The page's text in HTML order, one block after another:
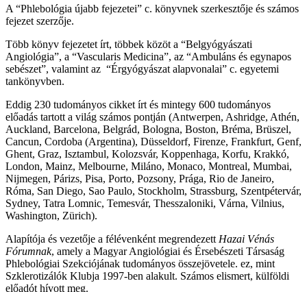
A “Phlebológia újabb fejezetei” c. könyvnek szerkesztője és számos
fejezet szerzője.
Több könyv fejezetet írt, többek közöt a “Belgyógyászati
Angiológia”, a “Vascularis Medicina”, az “Ambuláns és egynapos
sebészet”, valamint az “Érgyógyászat alapvonalai” c. egyetemi
tankönyvben.
Eddig 230 tudományos cikket írt és mintegy 600 tudományos
előadás tartott a világ számos pontján (Antwerpen, Ashridge, Athén,
Auckland, Barcelona, Belgrád, Bologna, Boston, Bréma, Brüszel,
Cancun, Cordoba (Argentina), Düsseldorf, Firenze, Frankfurt, Genf,
Ghent, Graz, Isztambul, Kolozsvár, Koppenhaga, Korfu, Krakkó,
London, Mainz, Melbourne, Miláno, Monaco, Montreal, Mumbai,
Nijmegen, Párizs, Pisa, Porto, Pozsony, Prága, Rio de Janeiro,
Róma, San Diego, Sao Paulo, Stockholm, Strassburg, Szentpétervár,
Sydney, Tatra Lomnic, Temesvár, Thesszaloniki, Várna, Vilnius,
Washington, Zürich).
Alapítója és vezetője a félévenként megrendezett Hazai Vénás
Fórumnak, amely a Magyar Angiológiai és Érsebészeti Társaság
Phlebológiai Szekciójának tudományos összejövetele. ez, mint
Szklerotizálók Klubja 1997-ben alakult. Számos elismert, külföldi
előadót hívott meg.